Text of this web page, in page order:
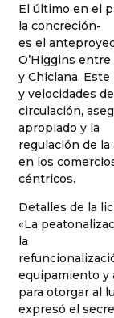
El último en el
la concreción-
es el
O’Higgins
y Chiclana.
y velocidades de
circulación,
apropiado y la
regulación de
en los
céntricos.
Detalles de la
«La
la
equipamiento y
para otorgar al
expresó el